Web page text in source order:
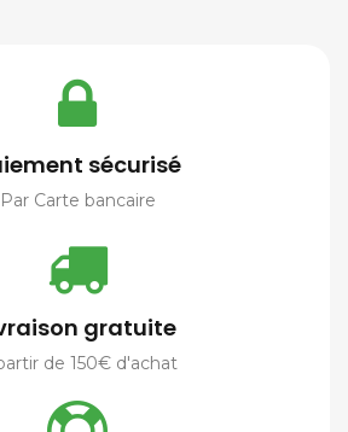
sécurisé
Par Carte bancaire
gratuite
de 150€ d'achat